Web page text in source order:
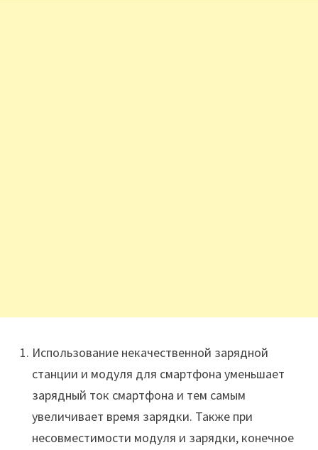
Использование некачественной зарядной
станции и модуля для смартфона уменьшает
зарядный ток смартфона и тем самым
увеличивает время зарядки. Также при
несовместимости модуля и зарядки, конечное